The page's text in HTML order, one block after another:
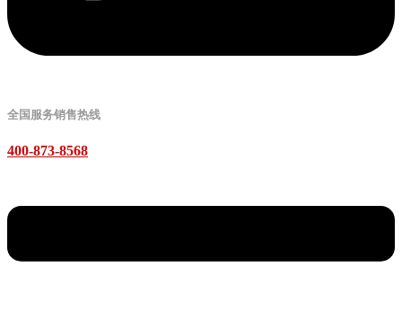
全国服务销售热线
400-873-8568